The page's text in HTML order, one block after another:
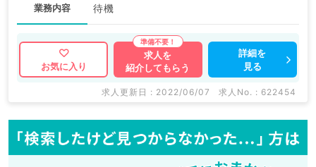
業務内容 待機
お気に入り
求人を
紹介してもらう
詳細を
見る
求人更新日 : 2022/06/07 求人No. : 622454